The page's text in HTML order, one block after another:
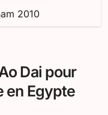
2010
Dai pour
en Egypte